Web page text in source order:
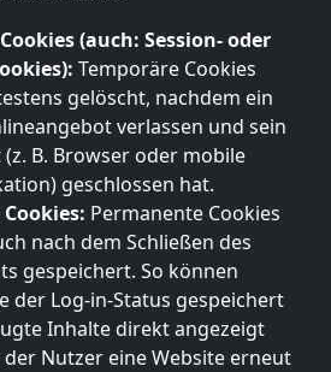
(auch: Session- oder
Temporäre Cookies
gelöscht, nachdem ein
verlassen und sein
B. Browser oder mobile
geschlossen hat.
Permanente Cookies
nach dem Schließen des
gespeichert. So können
der Log-in-Status gespeichert
Inhalte direkt angezeigt
Nutzer eine Website erneut